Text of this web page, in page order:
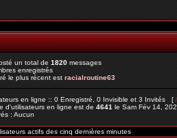
un total de1820messages
enregistrés
le plus récent estracialroutine63
en ligne :: 0 Enregistré, 0 Invisible et 3 Invités [
d'utilisateurs en ligne est de4641le Sam Fév 14,
: Aucun
actifs des cinq dernières minutes